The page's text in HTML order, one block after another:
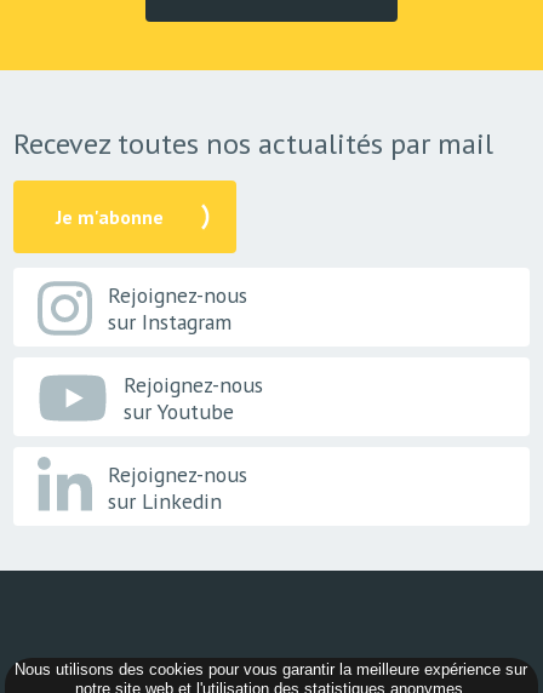
Recevez toutes nos actualités par mail
Je m'abonne
Rejoignez-nous
sur Instagram
Rejoignez-nous
sur Youtube
Rejoignez-nous
sur Linkedin
© 2026 - AER Bourgogne-Franche-Comté
Nous utilisons des cookies pour vous garantir la meilleure expérience sur
notre site web et l'utilisation des statistiques anonymes.